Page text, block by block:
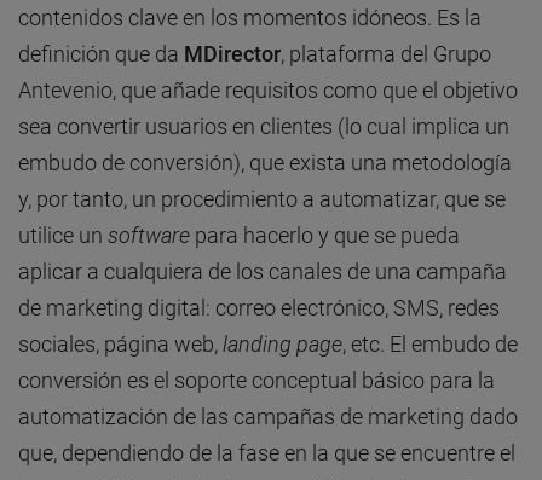
contenidos clave en los momentos idóneos. Es la
definición que da MDirector, plataforma del Grupo
Antevenio, que añade requisitos como que el objetivo
sea convertir usuarios en clientes (lo cual implica un
embudo de conversión), que exista una metodología
y, por tanto, un procedimiento a automatizar, que se
utilice un software para hacerlo y que se pueda
aplicar a cualquiera de los canales de una campaña
de marketing digital: correo electrónico, SMS, redes
sociales, página web,landing page, etc. El embudo de
conversión es el soporte conceptual básico para la
automatización de las campañas de marketing dado
que, dependiendo de la fase en la que se encuentre el